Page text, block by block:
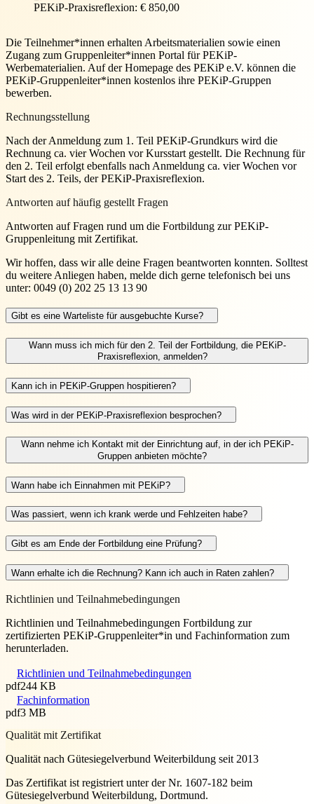
PEKiP-Praxisreflexion: € 850,00
Die Teilnehmer*innen erhalten Arbeitsmaterialien sowie einen
Zugang zum Gruppenleiter*innen Portal für PEKiP-
Werbematerialien. Auf der Homepage des PEKiP e.V. können die
PEKiP-Gruppenleiter*innen kostenlos ihre PEKiP-Gruppen
bewerben.
Rechnungsstellung
Nach der Anmeldung zum 1. Teil PEKiP-Grundkurs wird die
Rechnung ca. vier Wochen vor Kursstart gestellt. Die Rechnung für
den 2. Teil erfolgt ebenfalls nach Anmeldung ca. vier Wochen vor
Start des 2. Teils, der PEKiP-Praxisreflexion.
Antworten auf häufig gestellt Fragen
Antworten auf Fragen rund um die Fortbildung zur PEKiP-
Gruppenleitung mit Zertifikat.
Wir hoffen, dass wir alle deine Fragen beantworten konnten. Solltest
du weitere Anliegen haben, melde dich gerne telefonisch bei uns
unter: 0049 (0) 202 25 13 13 90
Gibt es eine Warteliste für ausgebuchte Kurse?
Wann muss ich mich für den 2. Teil der Fortbildung, die PEKiP-
Praxisreflexion, anmelden?
Kann ich in PEKiP-Gruppen hospitieren?
Was wird in der PEKiP-Praxisreflexion besprochen?
Wann nehme ich Kontakt mit der Einrichtung auf, in der ich PEKiP-
Gruppen anbieten möchte?
Wann habe ich Einnahmen mit PEKiP?
Was passiert, wenn ich krank werde und Fehlzeiten habe?
Gibt es am Ende der Fortbildung eine Prüfung?
Wann erhalte ich die Rechnung? Kann ich auch in Raten zahlen?
Richtlinien und Teilnahmebedingungen
Richtlinien und Teilnahmebedingungen Fortbildung zur
zertifizierten PEKiP-Gruppenleiter*in und Fachinformation zum
herunterladen.
Richtlinien und Teilnahmebedingungen
pdf244 KB
Fachinformation
pdf3 MB
Qualität mit Zertifikat
Qualität nach Gütesiegelverbund Weiterbildung seit 2013
Das Zertifikat ist registriert unter der Nr. 1607-182 beim
Gütesiegelverbund Weiterbildung, Dortmund.